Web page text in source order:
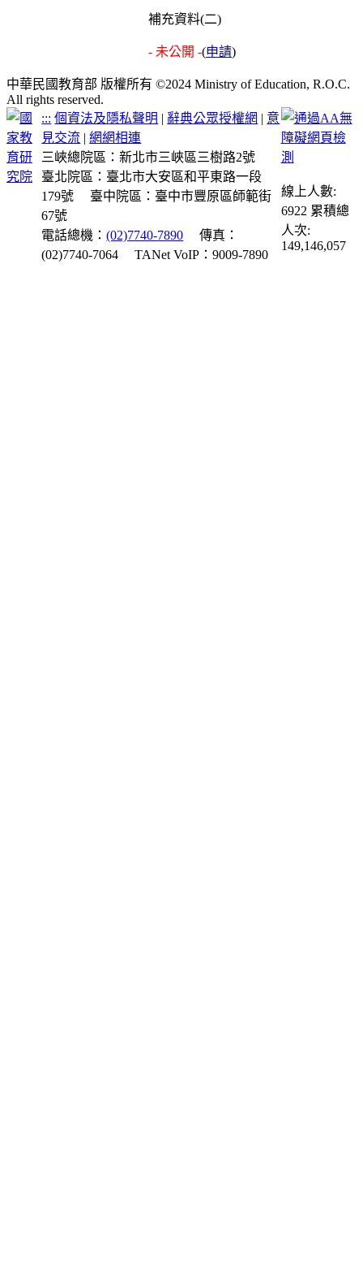
補充資料(二)
- 未公開 -(申請)
中華民國教育部 版權所有 ©2024 Ministry of Education, R.O.C.
All rights reserved.
::: 個資法及隱私聲明 | 辭典公眾授權網 | 意
見交流 |網網相連
三峽總院區：新北市三峽區三樹路2號
臺北院區：臺北市大安區和平東路一段
179號
臺中院區：臺中市豐原區師範街
67號
電話總機：(02)7740-7890
傳真：
(02)7740-7064
TANet VoIP：9009-7890
線上人數:
6922 累積總
人次:
149,146,057